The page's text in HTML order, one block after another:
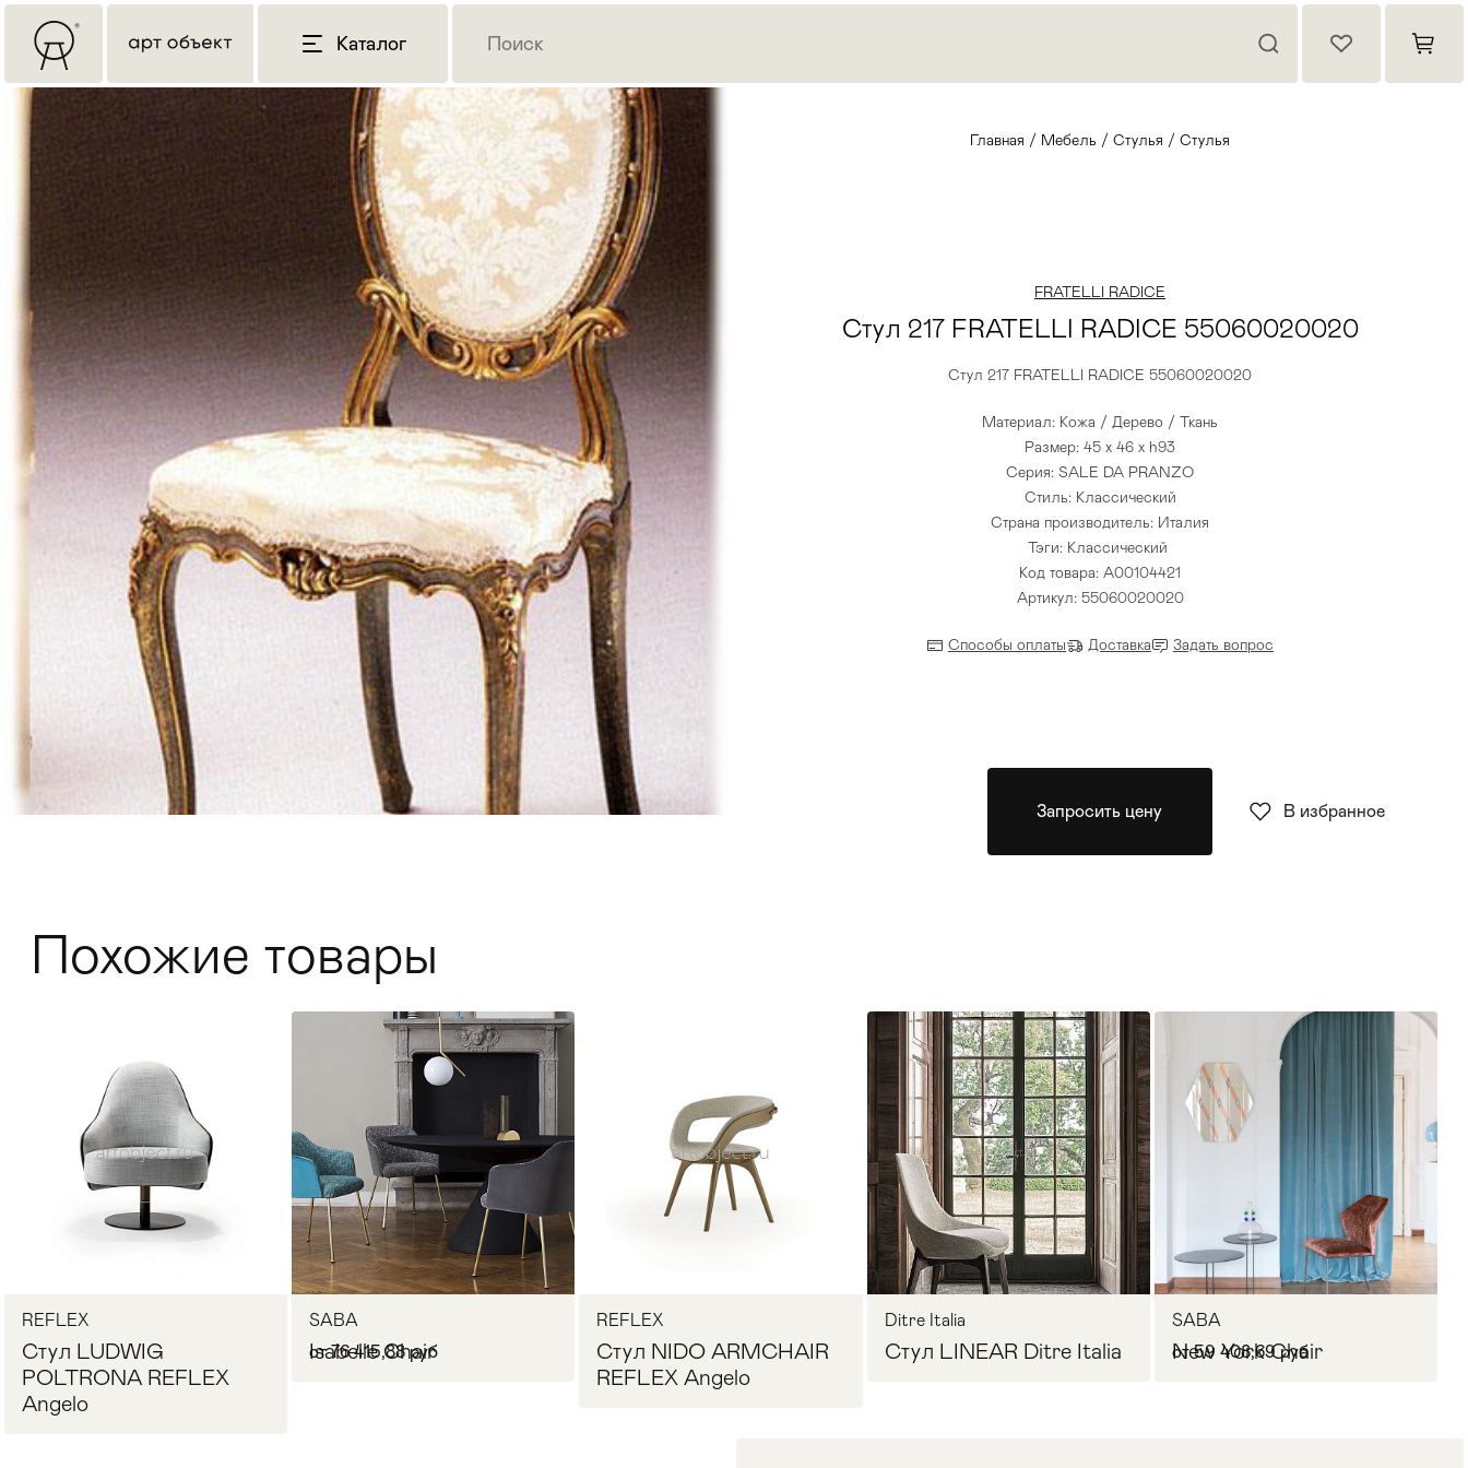
Каталог
Столы > Мебель для ванных комнат
Главная / Мебель / Стулья / Стулья
FRATELLI RADICE
Стул 217 FRATELLI RADICE 55060020020
Стул 217 FRATELLI RADICE 55060020020
Материал: Кожа / Дерево / Ткань
Размер: 45 x 46 x h93
Серия: SALE DA PRANZO
Стиль: Классический
Страна производитель: Италия
Тэги: Классический
Код товара: A00104421
Артикул: 55060020020
Способы оплаты Доставка Задать вопрос
Запросить цену В избранное
Похожие товары
REFLEX
Стул LUDWIG
POLTRONA REFLEX
Angelo
SABA
Isabelle Chair
от 76 415,88 руб
REFLEX
Стул NIDO ARMCHAIR
REFLEX Angelo
Ditre Italia
Стул LINEAR Ditre Italia
SABA
New York Chair
от 59 408,69 руб